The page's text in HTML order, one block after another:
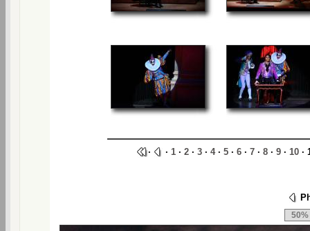
· · 1 · 2 · 3 · 4· 5 · 6 · 7 · 8 · 9 · 10 ·